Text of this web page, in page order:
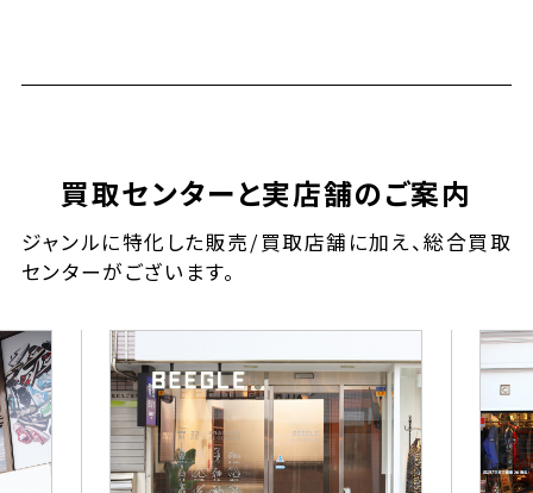
買取センターと実店舗のご案内
ジャンルに特化した販売/買取店舗に加え、総合買取
センターがございます。